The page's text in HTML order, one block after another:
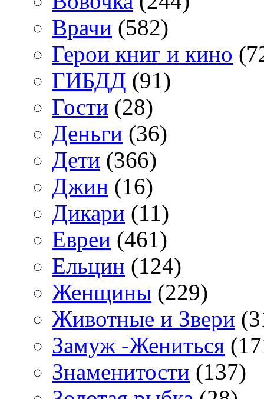
Врачи (582)
Герои книг и кино
ГИБДД (91)
Гости (28)
Деньги (36)
Дети (366)
Джин (16)
Дикари (11)
Евреи (461)
Ельцин (124)
Женщины (229)
Животные и Звери
Замуж -Жениться
Знаменитости (137)